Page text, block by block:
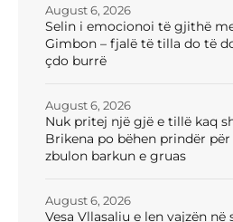
Selin i emocionoi të gjithë
Gimbon – fjalë të tilla do të
çdo burrë
August 6, 2026
Nuk pritej një gjë e tillë kaq
Brikena po bëhen prindër për
zbulon barkun e gruas
August 6, 2026
Vesa Vllasaliu e len vajzën
August 6, 2026